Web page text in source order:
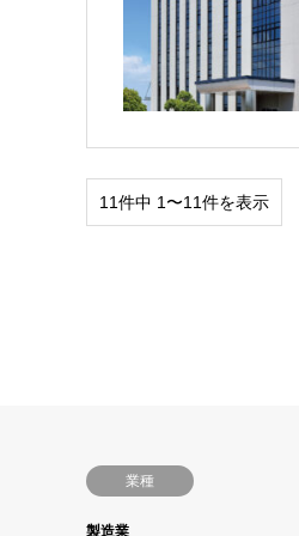
11件中 1〜11件を表示
業種
製造業